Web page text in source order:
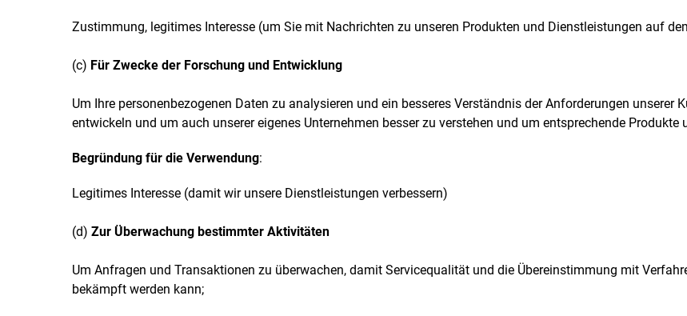
Zustimmung, legitimes Interesse (um Sie mit Nachrichten zu unseren Produkten und Dienstleistungen auf
(c) Für Zwecke der Forschung und Entwicklung
Um Ihre personenbezogenen Daten zu analysieren und ein besseres Verständnis der Anforderungen
entwickeln und um auch unserer eigenes Unternehmen besser zu verstehen und um entsprechende
Begründung für die Verwendung:
Legitimes Interesse (damit wir unsere Dienstleistungen verbessern)
(d) Zur Überwachung bestimmter Aktivitäten
Um Anfragen und Transaktionen zu überwachen, damit Servicequalität und die Übereinstimmung mit
bekämpft werden kann;